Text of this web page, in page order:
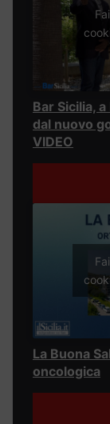
Bar Sicilia,
dal nuovo
VIDEO
La Buona
oncologica